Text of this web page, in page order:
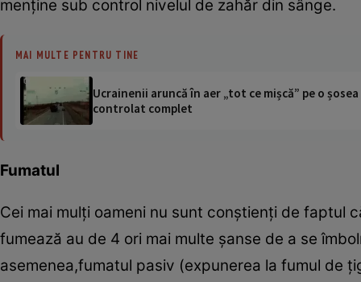
menţine sub control nivelul de zahăr din sânge.
MAI MULTE PENTRU TINE
Ucrainenii aruncă în aer „tot ce mișcă” pe o
controlat complet
Fumatul
Cei mai mulţi oameni nu sunt conştienţi de faptul
fumează au de 4 ori mai multe şanse de a se
asemenea,fumatul pasiv (expunerea la fumul de